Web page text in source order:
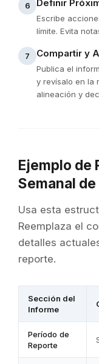
6 Definir
Escribe
límite. Evita
7 Compartir y
Publica el
y revísalo en la
alineación y
Ejemplo de
Semanal
Usa esta
Reemplaza el
detalles
reporte.
Sección del
Informe
Período de
Reporte